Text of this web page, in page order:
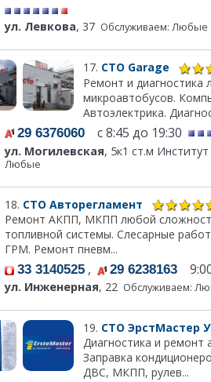
ул. Левкова, 37 Обслуживаем: Любые
17. СТО Garage
Ремонт и диагностика
микроавтобусов.
Автоэлектрика.
29 6376060 с 8:45 до 19:30
ул. Могилевская, 5к1 ст.м
Любые
18. СТО Авторегламент
Ремонт АКПП, МКПП любой
топливной системы. Слесарные
ГРМ. Ремонт пневм...
33 3140525 , 29 6238163
ул. Инженерная, 22 Обслуживаем:
19. СТО ЭрстМастер
Диагностика и ремонт
Заправка
ДВС, МКПП, рулев...